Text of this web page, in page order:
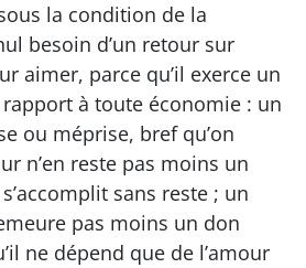
la condition de la
besoin d’un retour sur
aimer, parce qu’il exerce un
à toute économie : un
ou méprise, bref qu’on
n’en reste pas moins un
sans reste ; un
pas moins un don
ne dépend que de l’amour